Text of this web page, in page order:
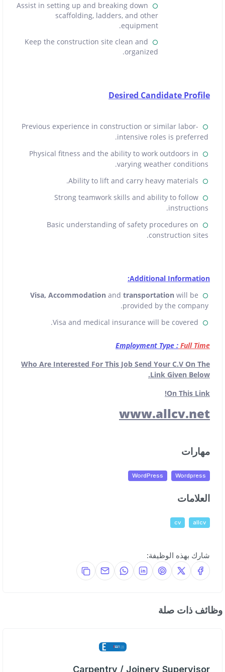
Assist in setting up and breaking down
scaffolding, ladders, and other
equipment.
Keep the construction site clean and
organized.
Desired Candidate Profile
Previous experience in construction or similar labor-
intensive roles is preferred.
Physical fitness and the ability to work outdoors in
varying weather conditions.
Ability to lift and carry heavy materials.
Strong teamwork skills and ability to follow
instructions.
Basic understanding of safety procedures on
construction sites.
Additional Information:
Visa, Accommodation and transportation will be
provided by the company.
Visa and medical insurance will be covered.
Employment Type : Full Time
Who Are Interested For This Job Send Your C.V On The
Link Given Below.
On This Link!
www.allcv.net
مهارات
Wordpress
WordPress
العلامات
allcv
cv
شارك بهذه الوظيفة:
وظائف ذات صلة
Carpentry / Joinery Supervisor